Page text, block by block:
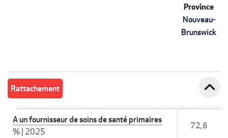
Province
Nouveau-
Brunswick
Rattachement expand_less
A un fournisseur de soins de santé primaires
% 2025
72,6